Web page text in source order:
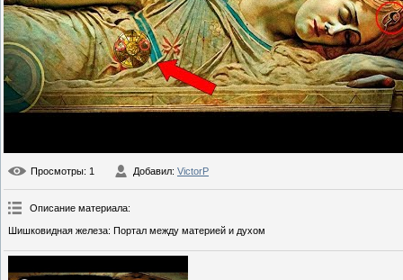
Просмотры: 1 Добавил: VictorP
Описание материала:
Шишковидная железа: Портал между материей и духом